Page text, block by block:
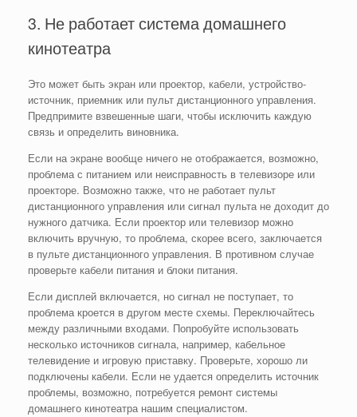
3. Не работает система домашнего
кинотеатра
Это может быть экран или проектор, кабели, устройство-
источник, приемник или пульт дистанционного управления.
Предпримите взвешенные шаги, чтобы исключить каждую
связь и определить виновника.
Если на экране вообще ничего не отображается, возможно,
проблема с питанием или неисправность в телевизоре или
проекторе. Возможно также, что не работает пульт
дистанционного управления или сигнал пульта не доходит до
нужного датчика. Если проектор или телевизор можно
включить вручную, то проблема, скорее всего, заключается
в пульте дистанционного управления. В противном случае
проверьте кабели питания и блоки питания.
Если дисплей включается, но сигнал не поступает, то
проблема кроется в другом месте схемы. Переключайтесь
между различными входами. Попробуйте использовать
несколько источников сигнала, например, кабельное
телевидение и игровую приставку. Проверьте, хорошо ли
подключены кабели. Если не удается определить источник
проблемы, возможно, потребуется ремонт системы
домашнего кинотеатра нашим специалистом.